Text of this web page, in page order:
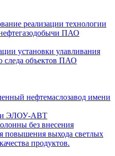
реализации технологии
ПАО
установки улавливания
следа объектов ПАО
нефтемаслозавод имени
ЭЛОУ-АВТ
без внесения
повышения выхода светлых
продуктов.